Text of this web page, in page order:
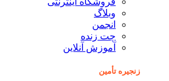
وبلاگ
انجمن
چت زنده
آموزش آنلاین
زنجیره تأمین